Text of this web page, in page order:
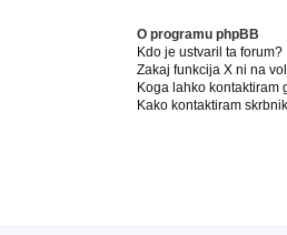
O programu phpBB
Kdo je ustvaril ta forum?
Zakaj funkcija X ni na
Koga lahko kontaktiram
Kako kontaktiram